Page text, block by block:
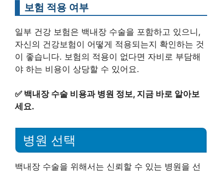
보험 적용 여부
일부 건강 보험은 백내장 수술을 포함하고 있으니,
자신의 건강보험이 어떻게 적용되는지 확인하는 것
이 좋습니다. 보험의 적용이 없다면 자비로 부담해
야 하는 비용이 상당할 수 있어요.
✅ 백내장 수술 비용과 병원 정보, 지금 바로 알아보
세요.
병원 선택
백내장 수술을 위해서는 신뢰할 수 있는 병원을 선